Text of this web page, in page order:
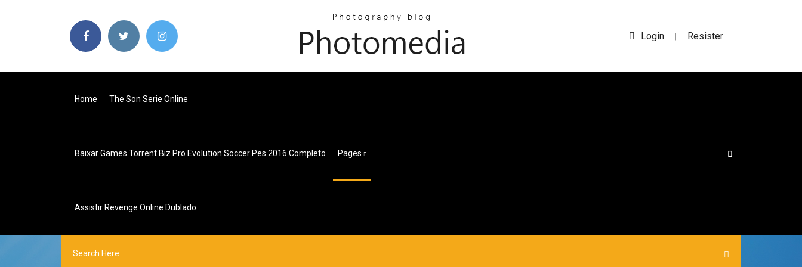
Login | Resister
Home The Son Serie Online
Baixar Games Torrent Biz Pro Evolution Soccer Pes 2016 Completo Pages
Assistir Revenge Online Dublado